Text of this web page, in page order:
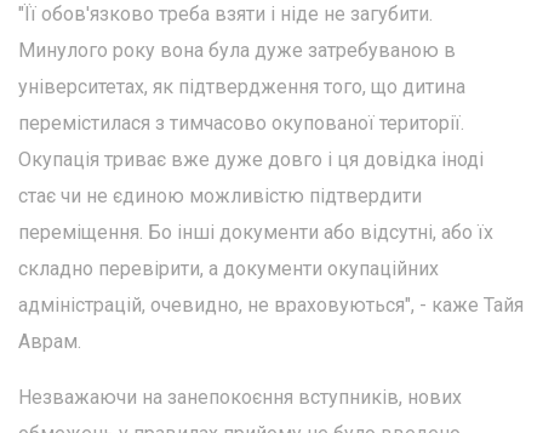
"Її обов'язково треба взяти і ніде не загубити.
Минулого року вона була дуже затребуваною в
університетах, як підтвердження того, що дитина
перемістилася з тимчасово окупованої території.
Окупація триває вже дуже довго і ця довідка іноді
стає чи не єдиною можливістю підтвердити
переміщення. Бо інші документи або відсутні, або їх
складно перевірити, а документи окупаційних
адміністрацій, очевидно, не враховуються", - каже Тайя
Аврам.
Незважаючи на занепокоєння вступників, нових